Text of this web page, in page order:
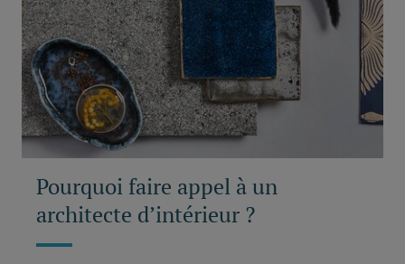
Pourquoi faire appel à un
architecte d’intérieur ?